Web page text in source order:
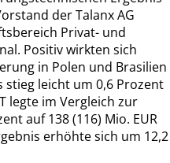
der Talanx AG
Privat- und
Positiv wirkten sich
in Polen und Brasilien
stieg leicht um 0,6 Prozent
legte im Vergleich zur
auf 138 (116) Mio. EUR
erhöhte sich um 12,2